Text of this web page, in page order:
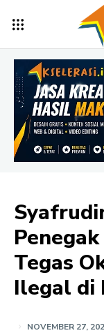
Tegas
Ilegal di
NOVEMBER 27,